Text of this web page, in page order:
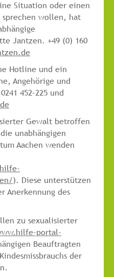
Situation oder einen
sprechen wollen, hat
Jantzen. +49 (0) 160
Hotline und ein
Angehörige und
452-225 und
Gewalt betroffen
unabhängigen
Aachen wenden
). Diese unterstützen
Anerkennung des
zu sexualisierter
portal-
Beauftragten
der